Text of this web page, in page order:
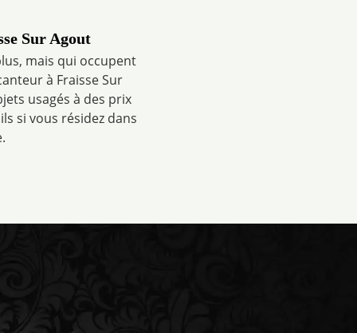
Sur Agout
mais qui occupent
à Fraisse Sur
usagés à des prix
si vous résidez dans